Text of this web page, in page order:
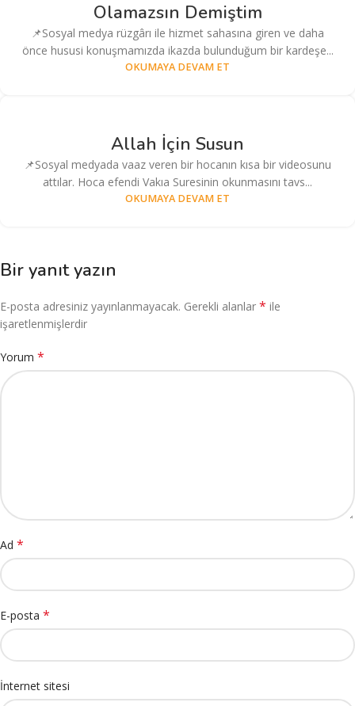
Olamazsın Demiştim
📌Sosyal medya rüzgârı ile hizmet sahasına giren ve daha
önce hususi konuşmamızda ikazda bulunduğum bir kardeşe...
OKUMAYA DEVAM ET
Allah İçin Susun
📌Sosyal medyada vaaz veren bir hocanın kısa bir videosunu
attılar. Hoca efendi Vakıa Suresinin okunmasını tavs...
OKUMAYA DEVAM ET
Bir yanıt yazın
E-posta adresiniz yayınlanmayacak. Gerekli alanlar * ile
işaretlenmişlerdir
Yorum *
Ad *
E-posta *
İnternet sitesi